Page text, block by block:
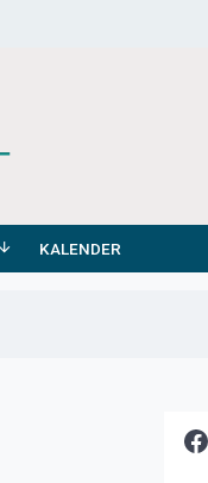
KALENDER